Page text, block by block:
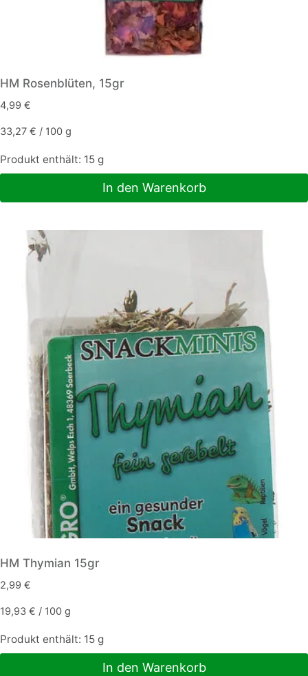
HM Rosenblüten, 15gr
4,99 €
33,27 € / 100 g
Produkt enthält: 15 g
In den Warenkorb
HM Thymian 15gr
2,99 €
19,93 € / 100 g
Produkt enthält: 15 g
In den Warenkorb